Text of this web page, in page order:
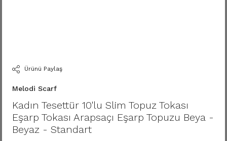
Ürünü Paylaş
Melodi Scarf
Kadın Tesettür 10'lu Slim Topuz Tokası
Eşarp Tokası Arapsaçı Eşarp Topuzu Beya -
Beyaz - Standart